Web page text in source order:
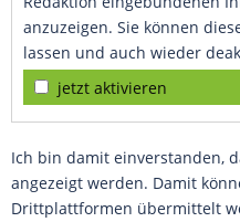
anzuzeigen. Sie können
lassen und auch wieder
jetzt aktivieren
Ich bin damit einverstanden,
angezeigt werden. Damit
Drittplattformen übermittelt